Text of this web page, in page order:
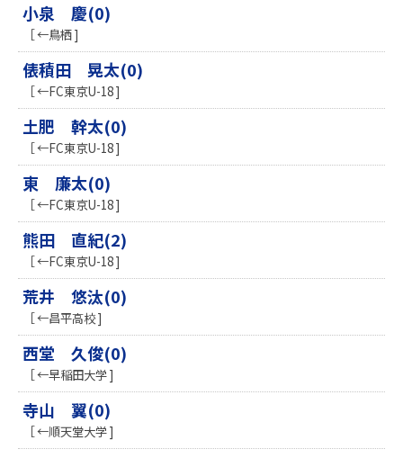
小泉 慶(0)
［ ←鳥栖 ]
俵積田 晃太(0)
［ ←FC東京U-18 ]
土肥 幹太(0)
［ ←FC東京U-18 ]
東 廉太(0)
［ ←FC東京U-18 ]
熊田 直紀(2)
［ ←FC東京U-18 ]
荒井 悠汰(0)
［ ←昌平高校 ]
西堂 久俊(0)
［ ←早稲田大学 ]
寺山 翼(0)
［ ←順天堂大学 ]